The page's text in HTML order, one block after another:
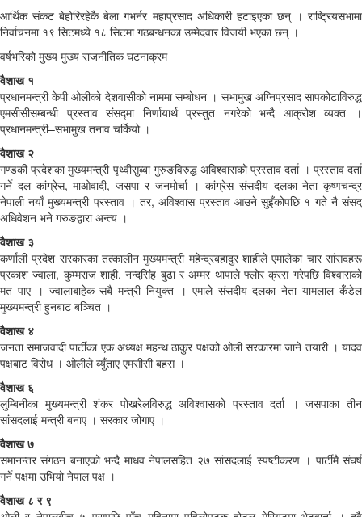
आर्थिक संकट बेहोरिरहेकै बेला गभर्नर महाप्रसाद अधिकारी हटाइएका छन् । राष्ट्रियसभामा
निर्वाचनमा १९ सिटमध्ये १८ सिटमा गठबन्धनका उम्मेदवार विजयी भएका छन् ।
वर्षभरिको मुख्य मुख्य राजनीतिक घटनाक्रम
वैशाख १
प्रधानमन्त्री केपी ओलीको देशवासीको नाममा सम्बोधन । सभामुख अग्निप्रसाद सापकोटाविरुद्ध
एमसीसीसम्बन्धी प्रस्ताव संसद्मा निर्णायार्थ प्रस्तुत नगरेको भन्दै आक्रोश व्यक्त ।
प्रधानमन्त्री–सभामुख तनाव चर्कियो ।
वैशाख २
गण्डकी प्रदेशका मुख्यमन्त्री पृथ्वीसुब्बा गुरुङविरुद्ध अविश्वासको प्रस्ताव दर्ता । प्रस्ताव दर्ता
गर्ने दल कांग्रेस, माओवादी, जसपा र जनमोर्चा । कांग्रेस संसदीय दलका नेता कृष्णचन्द्र
नेपाली नयाँ मुख्यमन्त्री प्रस्ताव । तर, अविश्वास प्रस्ताव आउने सुइँकोपछि १ गते नै संसद्
अधिवेशन भने गरुङद्वारा अन्त्य ।
वैशाख ३
कर्णाली प्रदेश सरकारका तत्कालीन मुख्यमन्त्री महेन्द्रबहादुर शाहीले एमालेका चार सांसदहरू
प्रकाश ज्वाला, कुम्मराज शाही, नन्दसिंह बुढा र अम्मर थापाले फ्लोर क्रस गरेपछि विश्वासको
मत पाए । ज्वालाबाहेक सबै मन्त्री नियुक्त । एमाले संसदीय दलका नेता यामलाल कँडेल
मुख्यमन्त्री हुनबाट बञ्चित ।
वैशाख ४
जनता समाजवादी पार्टीका एक अध्यक्ष महन्थ ठाकुर पक्षको ओली सरकारमा जाने तयारी । यादव
पक्षबाट विरोध । ओलीले ब्युँताए एमसीसी बहस ।
वैशाख ६
लुम्बिनीका मुख्यमन्त्री शंकर पोखरेलविरुद्ध अविश्वासको प्रस्ताव दर्ता । जसपाका तीन
सांसदलाई मन्त्री बनाए । सरकार जोगाए ।
वैशाख ७
समानन्तर संगठन बनाएको भन्दै माधव नेपालसहित २७ सांसदलाई स्पष्टीकरण । पार्टीमै संघर्ष
गर्ने पक्षमा उभियो नेपाल पक्ष ।
वैशाख ८ र ९